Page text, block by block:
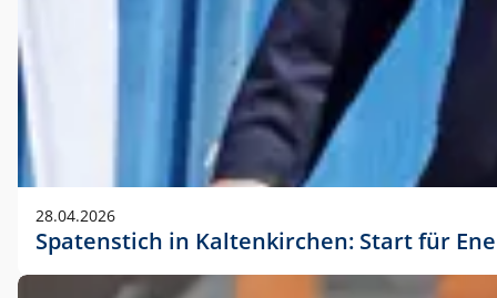
28.04.2026
Spatenstich in Kaltenkirchen: Start für